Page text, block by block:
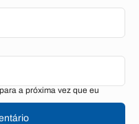
a próxima vez que eu